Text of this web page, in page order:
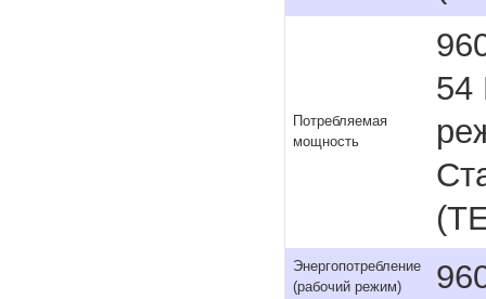
Потребляемая
мощность
54
Энергопотребление
(рабочий режим)